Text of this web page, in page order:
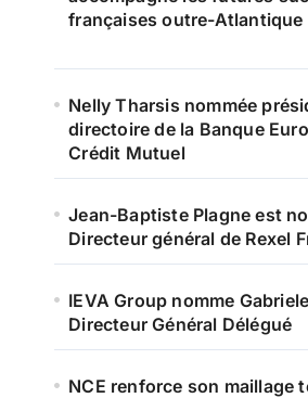
françaises outre-Atlantique
Nelly Tharsis nommée
directoire de la Banque
Crédit Mutuel
Jean-Baptiste Plagne est
Directeur général de Rexel
IEVA Group nomme
Directeur Général Délégué
NCE renforce son maillage